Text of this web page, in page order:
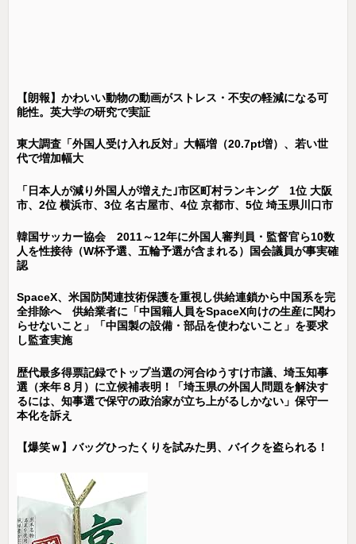
【朗報】かわいい動物の動画がストレス・不安の軽減になる可
能性。英大学の研究で実証
東大調査「外国人受け入れ反対」大幅増（20.7pt増）、若い世
代で増加幅大
「日本人が減り外国人が増えた｣市区町村ランキング 1位 大阪
市、2位 横浜市、3位 名古屋市、4位 京都市、5位 埼玉県川口市
韓国サッカー協会 2011～12年に外国人審判員・監督官ら10数
人を性接待（W杯予選、五輪予選が含まれる）国会議員が事実確
認
SpaceX、米国防関連技術保護を重視し供給連鎖から中国系を完
全排除へ 供給業者に「中国籍人員をSpaceX向けの生産に関わ
らせないこと」「中国製の設備・部品を使わないこと」を要求
し監査実施
歴代最多得票記録でトップ当選の河合ゆうすけ市議、埼玉知事
選（来年８月）に立候補表明！「埼玉県の外国人問題を解決す
るには、知事選で保守の政治家が立ち上がるしかない」保守一
本化を訴え
【爆笑ｗ】バッグひったくりを試みた男、バイクを盗られる！